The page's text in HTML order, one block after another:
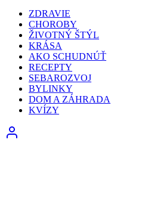
ZDRAVIE
CHOROBY
ŽIVOTNÝ ŠTÝL
KRÁSA
AKO SCHUDNÚŤ
RECEPTY
SEBAROZVOJ
BYLINKY
DOM A ZÁHRADA
KVÍZY